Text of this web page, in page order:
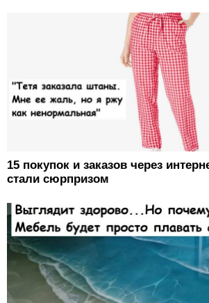
15 покупок и заказов через
стали сюрпризом